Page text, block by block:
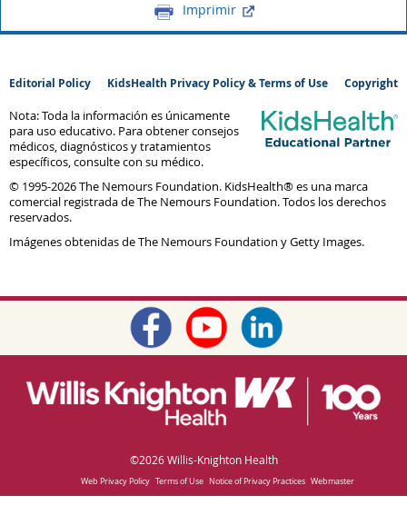
Imprimir
Editorial Policy KidsHealth Privacy Policy & Terms of Use Copyright
Nota: Toda la información es únicamente
para uso educativo. Para obtener consejos
médicos, diagnósticos y tratamientos
específicos, consulte con su médico.
© 1995-2026 The Nemours Foundation. KidsHealth® es una marca
comercial registrada de The Nemours Foundation. Todos los derechos
reservados.
Imágenes obtenidas de The Nemours Foundation y Getty Images.
©2026 Willis-Knighton Health
Web Privacy Policy Terms of Use Notice of Privacy Practices Webmaster